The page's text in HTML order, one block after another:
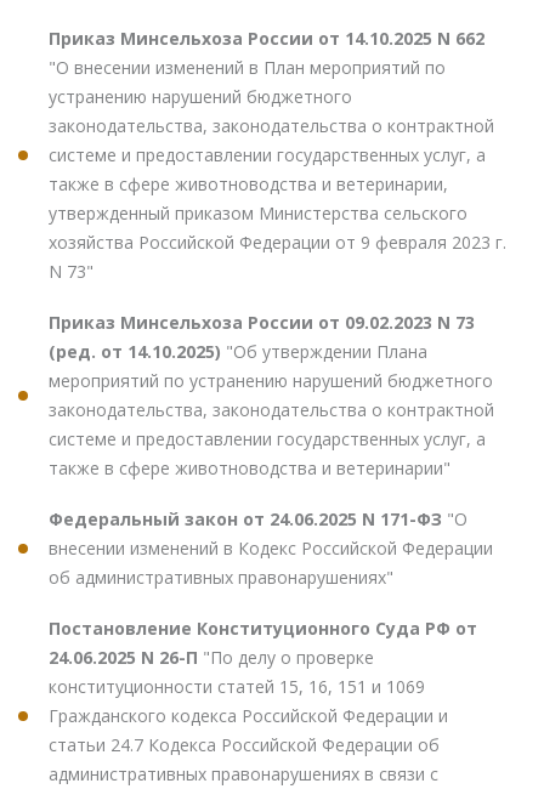
Приказ Минсельхоза России от 14.10.2025 N 662
"О внесении изменений в План мероприятий по
устранению нарушений бюджетного
законодательства, законодательства о контрактной
системе и предоставлении государственных услуг, а
также в сфере животноводства и ветеринарии,
утвержденный приказом Министерства сельского
хозяйства Российской Федерации от 9 февраля 2023 г.
N 73"
Приказ Минсельхоза России от 09.02.2023 N 73
(ред. от 14.10.2025) "Об утверждении Плана
мероприятий по устранению нарушений бюджетного
законодательства, законодательства о контрактной
системе и предоставлении государственных услуг, а
также в сфере животноводства и ветеринарии"
Федеральный закон от 24.06.2025 N 171-ФЗ "О
внесении изменений в Кодекс Российской Федерации
об административных правонарушениях"
Постановление Конституционного Суда РФ от
24.06.2025 N 26-П "По делу о проверке
конституционности статей 15, 16, 151 и 1069
Гражданского кодекса Российской Федерации и
статьи 24.7 Кодекса Российской Федерации об
административных правонарушениях в связи с